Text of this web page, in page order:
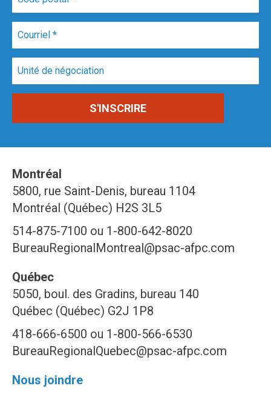
Montréal
5800, rue Saint-Denis, bureau 1104
Montréal (Québec) H2S 3L5
514-875-7100 ou 1-800-642-8020
BureauRegionalMontreal@psac-afpc.com
Québec
5050, boul. des Gradins, bureau 140
Québec (Québec) G2J 1P8
418-666-6500 ou 1-800-566-6530
BureauRegionalQuebec@psac-afpc.com
Nous joindre